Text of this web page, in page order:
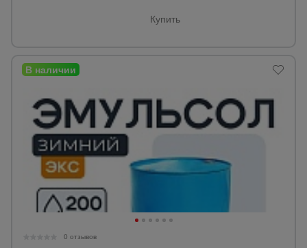
Купить
0 отзывов
Оборудование
для работы с
арматурой
Оборудование